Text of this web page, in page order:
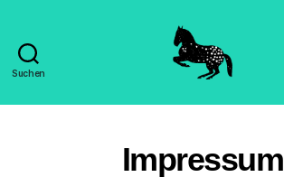
Suchen
-
Engels
Impressum